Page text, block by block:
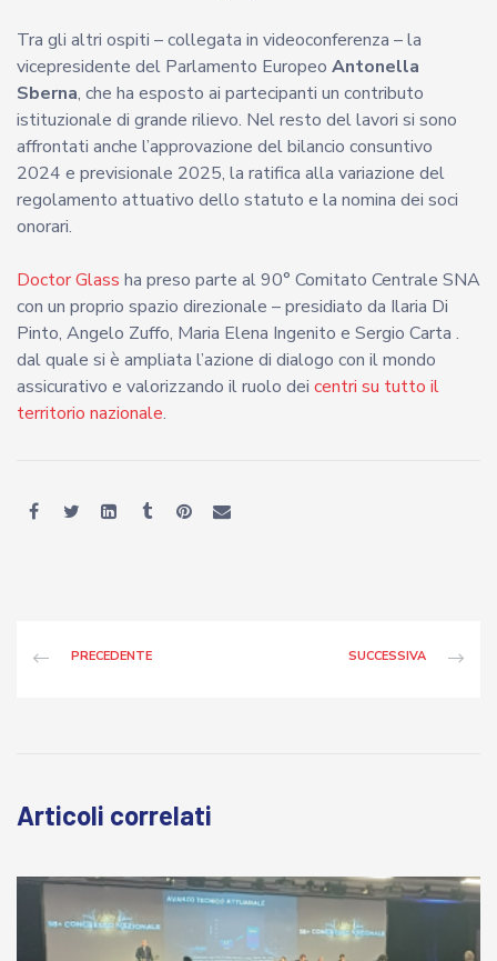
Tra gli altri ospiti – collegata in videoconferenza – la
vicepresidente del Parlamento Europeo Antonella
Sberna, che ha esposto ai partecipanti un contributo
istituzionale di grande rilievo. Nel resto del lavori si sono
affrontati anche l’approvazione del bilancio consuntivo
2024 e previsionale 2025, la ratifica alla variazione del
regolamento attuativo dello statuto e la nomina dei soci
onorari.
Doctor Glass ha preso parte al 90° Comitato Centrale SNA
con un proprio spazio direzionale – presidiato da Ilaria Di
Pinto, Angelo Zuffo, Maria Elena Ingenito e Sergio Carta .
dal quale si è ampliata l’azione di dialogo con il mondo
assicurativo e valorizzando il ruolo dei centri su tutto il
territorio nazionale.
PRECEDENTE SUCCESSIVA
Articoli correlati